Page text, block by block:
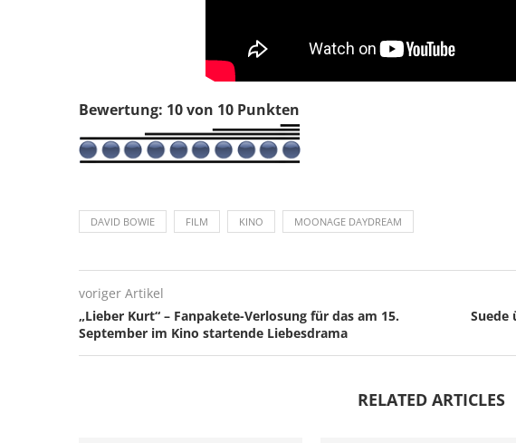
Bewertung: 10 von 10 Punkten
DAVID BOWIE FILM KINO MOONAGE DAYDREAM
voriger Artikel
„Lieber Kurt“ – Fanpakete-Verlosung für das am 15.
September im Kino startende Liebesdrama
Suede
RELATED ARTICLES